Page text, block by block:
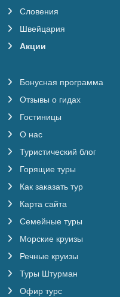
Словения
Швейцария
Акции
Бонусная программа
Отзывы о гидах
Гостиницы
О нас
Туристический блог
Горящие туры
Как заказать тур
Карта сайта
Семейные туры
Морские круизы
Речные круизы
Туры Штурман
Офир турс